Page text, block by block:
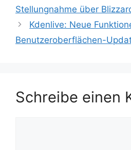
Stellungnahme über
Kdenlive: Neue
Benutzeroberflächen-
Schreibe einen